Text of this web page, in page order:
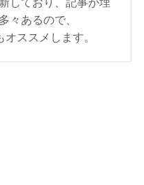
々あるので、
ススメします。